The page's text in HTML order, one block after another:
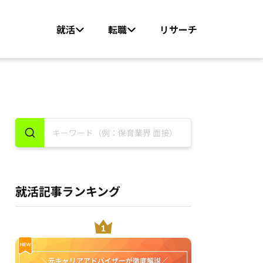
就活 転職 リサーチ
就活記事ランキング